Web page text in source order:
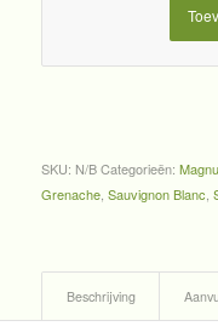
SKU: N/B Categorieën:
Grenache, Sauvignon Blanc
Beschrijving